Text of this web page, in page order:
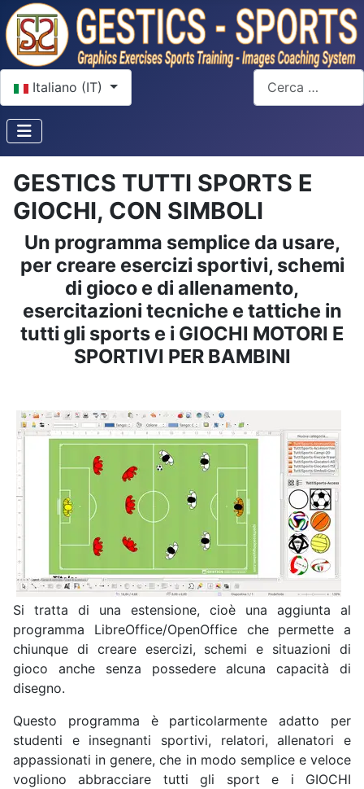
Seleziona la tua lingua
Italiano (IT)
Cerca
GESTICS TUTTI SPORTS E
GIOCHI, CON SIMBOLI
Un programma semplice da usare,
per creare esercizi sportivi, schemi
di gioco e di allenamento,
esercitazioni tecniche e tattiche in
tutti gli sports e i GIOCHI MOTORI E
SPORTIVI PER BAMBINI
Si tratta di una estensione, cioè una aggiunta al
programma LibreOffice/OpenOffice che permette a
chiunque di creare esercizi, schemi e situazioni di
gioco anche senza possedere alcuna capacità di
disegno.
Questo programma è particolarmente adatto per
studenti e insegnanti sportivi, relatori, allenatori e
appassionati in genere, che in modo semplice e veloce
vogliono abbracciare tutti gli sport e i GIOCHI